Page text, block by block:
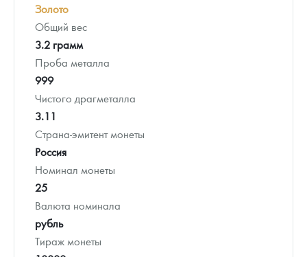
Золото
Общий вес
3.2 грамм
Проба металла
999
Чистого драгметалла
3.11
Страна-эмитент монеты
Россия
Номинал монеты
25
Валюта номинала
рубль
Тираж монеты